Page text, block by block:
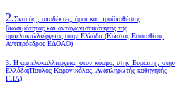
2.Σκοπός , αποδέκτες, όροι και προϋποθέσεις
βιωσιμότητας και ανταγωνιστικότητας της
αμπελοκαλλιέργειας στην Ελλάδα (Κώστας Ευσταθίου,
Αντιπρόεδρος ΕΔΟΑΟ)
3. Η αμπελοκαλλιέργεια, στον κόσμο, στην Ευρώπη , στην
Ελλάδα(Παύλος Καρανικόλας, Αναπληρωτής καθηγητής
ΓΠΑ)